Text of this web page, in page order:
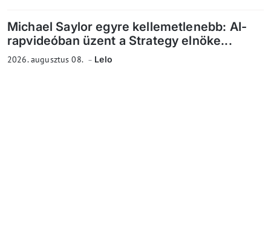
Michael Saylor egyre kellemetlenebb: AI-
rapvideóban üzent a Strategy elnöke...
2026. augusztus 08. Lelo